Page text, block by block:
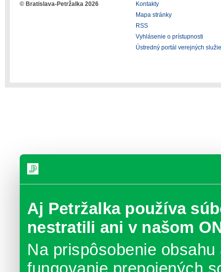
Aj Petržalka používa
nestratili ani v našom
Na prispôsobenie
© Bratislava-Petržalka 2026
Kontakty
Mapa stránky
RSS
Vyhlásenie o prístupnosti
Ústredný portál verejných